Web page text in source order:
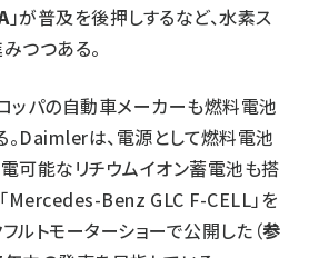
」が普及を後押しするなど、水素ス
つつある。
ッパの自動車メーカーも燃料電池
Daimlerは、電源として燃料電池
可能なリチウムイオン蓄電池も搭
Mercedes-Benz GLC F-CELL」を
ルトモーターショーで公開した（参